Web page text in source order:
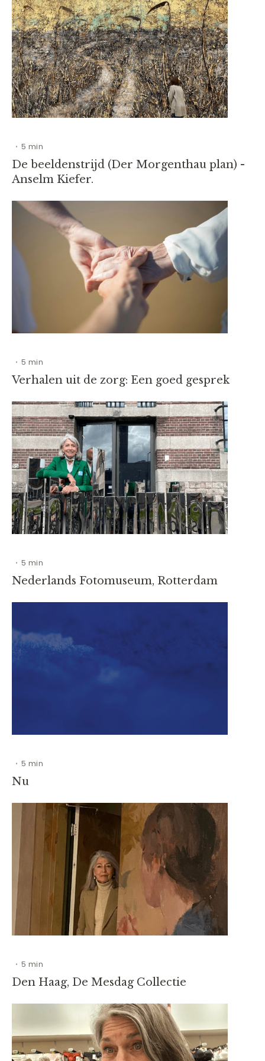
• 5 min
De beeldenstrijd (Der Morgenthau plan) -
Anselm Kiefer.
• 5 min
Verhalen uit de zorg: Een goed gesprek
• 5 min
Nederlands Fotomuseum, Rotterdam
• 5 min
Nu
• 5 min
Den Haag, De Mesdag Collectie